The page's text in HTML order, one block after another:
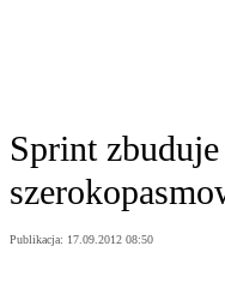
Sprint
Publikacja: 17.09.2012 08:50